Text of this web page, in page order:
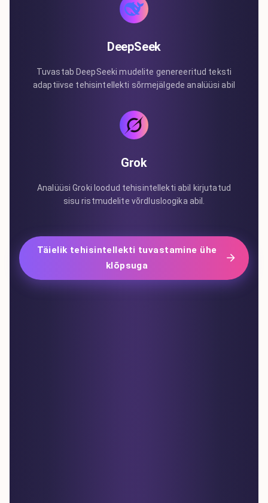
DeepSeek
Tuvastab DeepSeeki mudelite genereeritud teksti
adaptiivse tehisintellekti sõrmejälgede analüüsi abil
Grok
Analüüsi Groki loodud tehisintellekti abil kirjutatud
sisu ristmudelite võrdlusloogika abil.
Täielik tehisintellekti tuvastamine ühe
klõpsuga